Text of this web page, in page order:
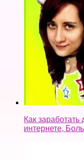
Как
интернете,